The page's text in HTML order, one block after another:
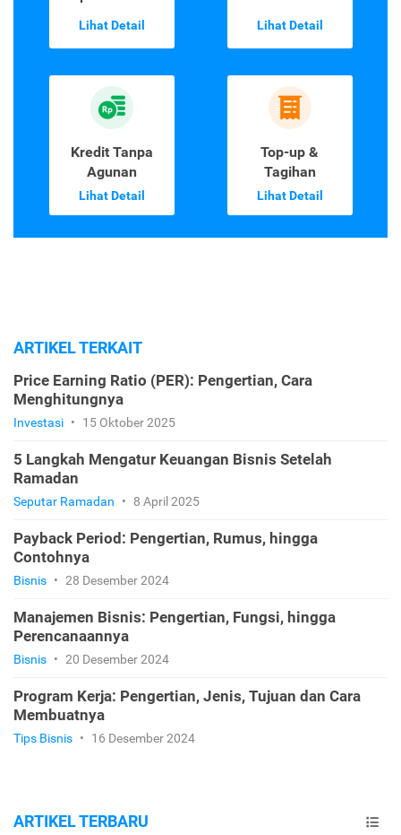
Lihat Detail Lihat Detail
Kredit Tanpa
Agunan
Lihat Detail
Top-up &
Tagihan
Lihat Detail
ARTIKEL TERKAIT
Price Earning Ratio (PER): Pengertian, Cara
Menghitungnya
Investasi • 15 Oktober 2025
5 Langkah Mengatur Keuangan Bisnis Setelah
Ramadan
Seputar Ramadan • 8 April 2025
Payback Period: Pengertian, Rumus, hingga
Contohnya
Bisnis • 28 Desember 2024
Manajemen Bisnis: Pengertian, Fungsi, hingga
Perencanaannya
Bisnis • 20 Desember 2024
Program Kerja: Pengertian, Jenis, Tujuan dan Cara
Membuatnya
Tips Bisnis • 16 Desember 2024
ARTIKEL TERBARU